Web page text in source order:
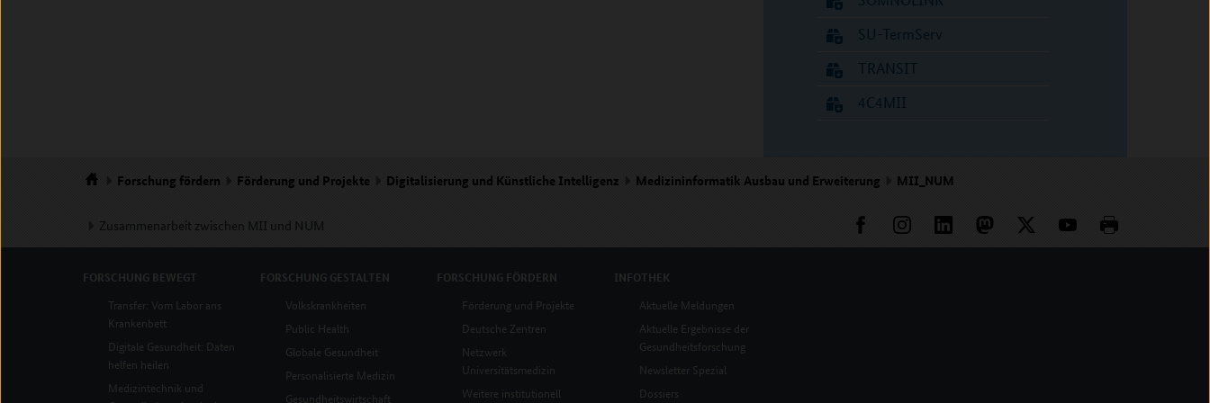
SU-TermServ
TRANSIT
4C4MII
Forschung fördern Förderung und Projekte Digitalisierung und Künstliche Intelligenz Medizininformatik Ausbau und Erweiterung MII_NUM
Zusammenarbeit zwischen MII und NUM
FORSCHUNG BEWEGT
Transfer: Vom Labor ans
Krankenbett
Digitale Gesundheit: Daten
helfen heilen
Medizintechnik und
FORSCHUNG GESTALTEN
Volkskrankheiten
Public Health
Globale Gesundheit
Personalisierte Medizin
Gesundheitswirtschaft
FORSCHUNG FÖRDERN
Förderung und Projekte
Deutsche Zentren
Netzwerk
Universitätsmedizin
Weitere institutionell
INFOTHEK
Aktuelle Meldungen
Aktuelle Ergebnisse der
Gesundheitsforschung
Newsletter Spezial
Dossiers